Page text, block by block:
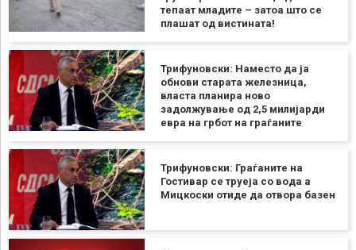
тепаат младите – затоа што се
плашат од вистината!
Трифуновски: Наместо да ја
обнови старата железница,
власта планира ново
задолжување од 2,5 милијарди
евра на грбот на граѓаните
Трифуновски: Граѓаните на
Гостивар се труеја со вода а
Мицкоски отиде да отвора базен